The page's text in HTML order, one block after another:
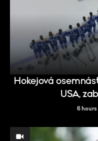
Hokejová
USA,
6 hours